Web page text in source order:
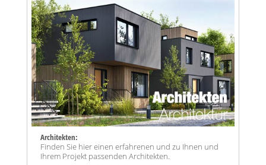
Architekten:
Finden Sie hier einen erfahrenen und zu Ihnen und
Ihrem Projekt passenden Architekten.